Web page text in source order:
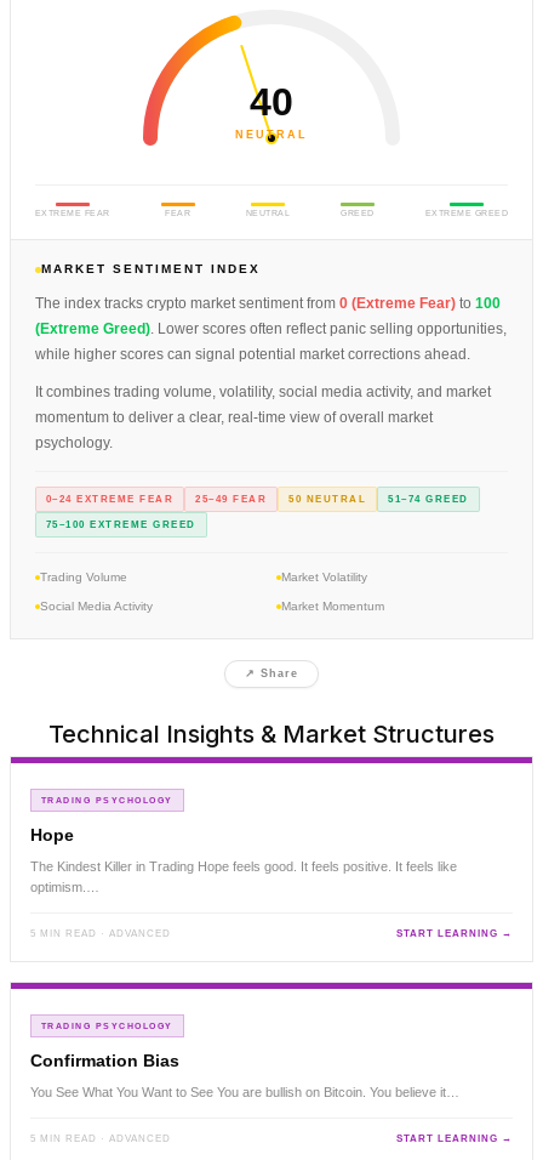
40
NEUTRAL
EXTREME FEAR FEAR NEUTRAL GREED EXTREME GREED
MARKET SENTIMENT INDEX
The index tracks crypto market sentiment from 0 (Extreme Fear)to 100
(Extreme Greed). Lower scores often reflect panic selling opportunities,
while higher scores can signal potential market corrections ahead.
It combines trading volume, volatility, social media activity, and market
momentum to deliver a clear, real-time view of overall market
psychology.
0–24 EXTREME FEAR 25–49 FEAR 50 NEUTRAL 51–74 GREED
75–100 EXTREME GREED
Trading Volume Market Volatility
Social Media Activity Market Momentum
↗ Share
Technical Insights & Market Structures
TRADING PSYCHOLOGY
Hope
The Kindest Killer in Trading Hope feels good. It feels positive. It feels like
optimism.…
5 MIN READ · ADVANCED START LEARNING →
TRADING PSYCHOLOGY
Confirmation Bias
You See What You Want to See You are bullish on Bitcoin. You believe it…
5 MIN READ · ADVANCED START LEARNING →